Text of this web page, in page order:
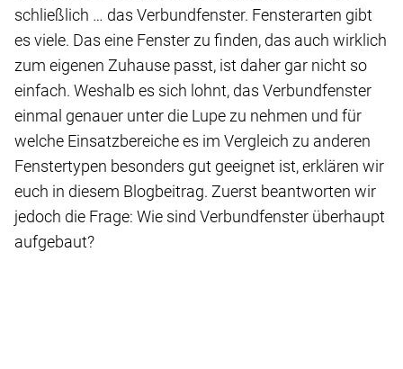
schließlich … das Verbundfenster. Fensterarten gibt
es viele. Das eine Fenster zu finden, das auch wirklich
zum eigenen Zuhause passt, ist daher gar nicht so
einfach. Weshalb es sich lohnt, das Verbundfenster
einmal genauer unter die Lupe zu nehmen und für
welche Einsatzbereiche es im Vergleich zu anderen
Fenstertypen besonders gut geeignet ist, erklären wir
euch in diesem Blogbeitrag. Zuerst beantworten wir
jedoch die Frage: Wie sind Verbundfenster überhaupt
aufgebaut?